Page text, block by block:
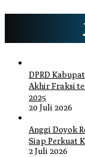
DPRD
Akhir Fraksi
2025
20 Juli 2026
Anggi Doyok
Siap Perkuat
2 Juli 2026